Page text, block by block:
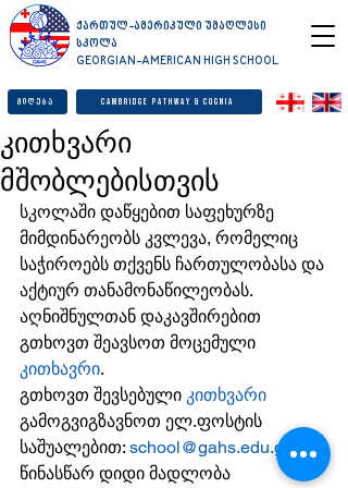
ქართულ-ამერიკული უმაღლესი
სკოლა
GEORGIAN-AMERICAN HIGH SCHOOL
მიღება Cambridge Pathway & Cognia
კითხვარი
მშობლებისთვის
სკოლაში დაწყებით საფეხურზე
მიმდინარეობს კვლევა, რომელიც
საჭიროებს თქვენს ჩართულობასა და
აქტიურ თანამონაწილეობას.
აღნიშნულთან დაკავშირებით
გთხოვთ შეავსოთ მოცემული
კითხავრი.
გთხოვთ შევსებული კითხვარი
გამოგვიგზავნოთ ელ.ფოსტის
საშუალებით: school@gahs.edu.ge
წინასწარ დიდი მადლობა